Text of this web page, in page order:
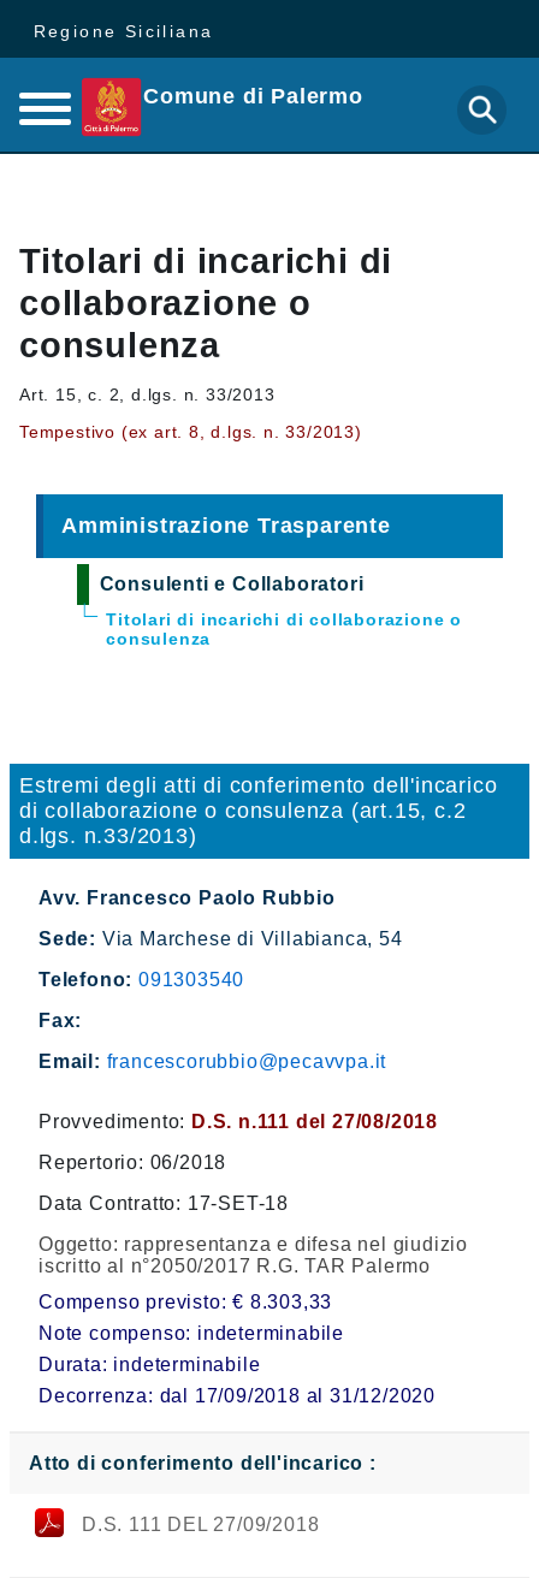
Regione Siciliana
Comune di Palermo
Titolari di incarichi di
collaborazione o
consulenza
Art. 15, c. 2, d.lgs. n. 33/2013
Tempestivo (ex art. 8, d.lgs. n. 33/2013)
Amministrazione Trasparente
Consulenti e Collaboratori
Titolari di incarichi di collaborazione o
consulenza
Estremi degli atti di conferimento dell'incarico
di collaborazione o consulenza (art.15, c.2
d.lgs. n.33/2013)
Avv. Francesco Paolo Rubbio
Sede: Via Marchese di Villabianca, 54
Telefono: 091303540
Fax:
Email: francescorubbio@pecavvpa.it
Provvedimento: D.S. n.111 del 27/08/2018
Repertorio: 06/2018
Data Contratto: 17-SET-18
Oggetto: rappresentanza e difesa nel giudizio
iscritto al n°2050/2017 R.G. TAR Palermo
Compenso previsto: € 8.303,33
Note compenso: indeterminabile
Durata: indeterminabile
Decorrenza: dal 17/09/2018 al 31/12/2020
Atto di conferimento dell'incarico :
D.S. 111 DEL 27/09/2018